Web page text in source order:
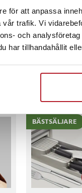
för att anpassa
trafik. Vi
och
har tillhandahållit
vid första
•Visa original
BÄSTSÄLJARE